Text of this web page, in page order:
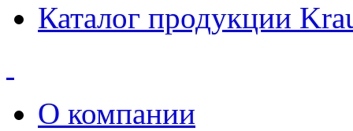
Каталог продукции
О компании